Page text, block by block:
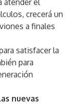
atender el
crecerá un
a finales
satisfacer la
para
nuevas